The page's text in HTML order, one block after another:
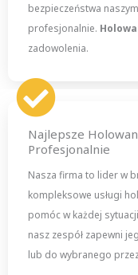
bezpieczeństwa
profesjonalnie.
zadowolenia.
Najlepsze
Profesjonalnie
Nasza firma to lider w
kompleksowe usługi
pomóc w każdej
nasz zespół zapewni
lub do wybranego